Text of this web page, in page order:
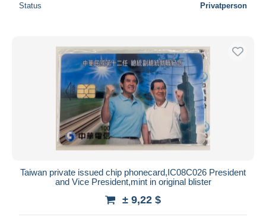
Status Privatperson
Taiwan private issued chip phonecard,IC08C026 President
and Vice President,mint in original blister
± 9,22 $